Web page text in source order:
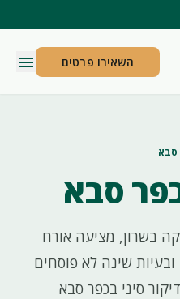
השאירו פרטים menu
סבא
סבא
בשרון, מציעה אורח
שינה לא פוסחים
סיני בכפר סבא